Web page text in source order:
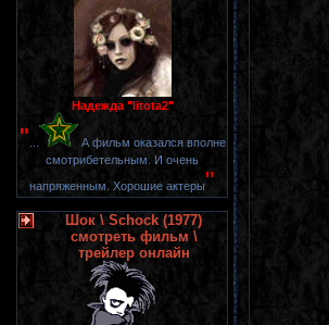
Надежда "litota2"
"
А фильм оказался вполне
смотрибетельным. И очень
напряженным. Хорошие актеры"
Шок \ Schock (1977)
смотреть фильм \
трейлер онлайн